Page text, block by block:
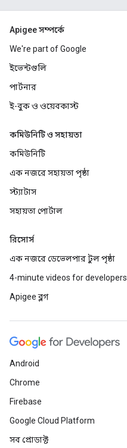
Apigee সম্পর্কে
We're part of Google
ইভেন্টগুলি
পার্টনার
ই-বুক ও ওয়েবকাস্ট
কমিউনিটি ও সহায়তা
কমিউনিটি
এক নজরে সহায়তা পৃষ্ঠা
স্ট্যাটাস
সহায়তা পোর্টাল
রিসোর্স
এক নজরে ডেভেলপার টুল পৃষ্ঠা
4-minute videos for developers
Apigee ব্লগ
Android
Chrome
Firebase
Google Cloud Platform
সব প্রোডাক্ট